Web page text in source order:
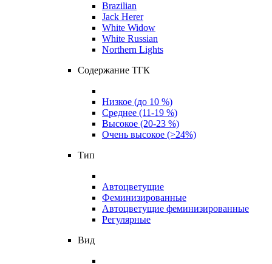
Brazilian
Jack Herer
White Widow
White Russian
Northern Lights
Содержание ТГК
Низкое (до 10 %)
Среднее (11-19 %)
Высокое (20-23 %)
Очень высокое (>24%)
Тип
Автоцветущие
Феминизированные
Автоцветущие феминизированные
Регулярные
Вид